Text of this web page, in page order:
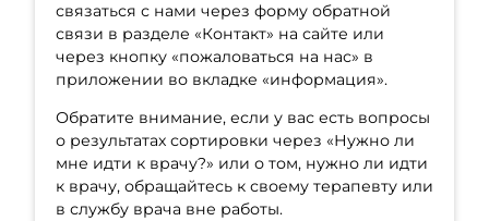
связаться с нами через форму обратной
связи в разделе «Контакт» на сайте или
через кнопку «пожаловаться на нас» в
приложении во вкладке «информация».
Обратите внимание, если у вас есть вопросы
о результатах сортировки через «Нужно ли
мне идти к врачу?» или о том, нужно ли идти
к врачу, обращайтесь к своему терапевту или
в службу врача вне работы.